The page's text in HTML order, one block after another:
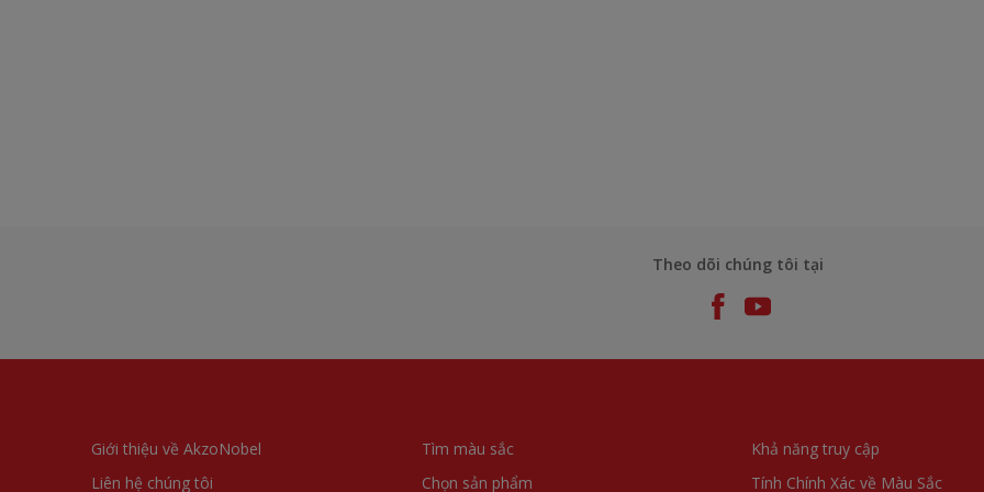
Theo dõi chúng tôi tại
Giới thiệu về AkzoNobel
Liên hệ chúng tôi
Tìm màu sắc
Chọn sản phẩm
Khả năng truy cập
Tính Chính Xác về Màu Sắc